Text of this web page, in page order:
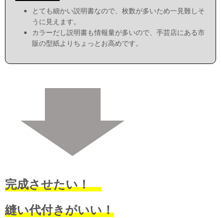
とても細かい説明書なので、枚数が多いため一見難しそ
うに見えます。
カラーだし説明書も情報量が多いので、手芸店にある市
販の型紙よりちょっとお高めです。
完成させたい！
縫い代付きがいい！